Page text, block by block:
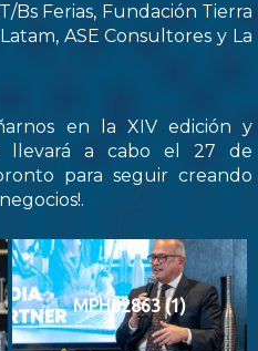
Bs Ferias, Fundación Tierra
ASE Consultores y La
en la XIV edición y
llevará a cabo el 27 de
para seguir creando
MPH02863 (1)